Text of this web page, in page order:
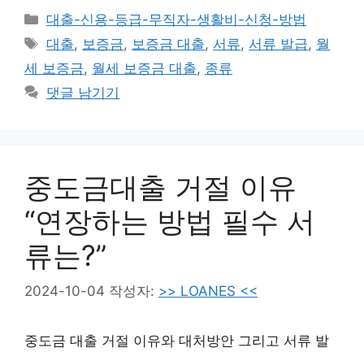
카
테
고
리
대출-신용-등급-무직자-생활비-신청-방법
태
그
대출, 보증금, 보증금 대출, 서류, 서류 발급, 월
세 보증금, 월세 보증금 대출, 종류
댓글 남기기
중도금대출 거절 이유
“연장하는 방법 필수 서
류는?”
2024-10-04 작성자: >> LOANES <<
중도금 대출 거절 이유와 대처방안 그리고 서류 발